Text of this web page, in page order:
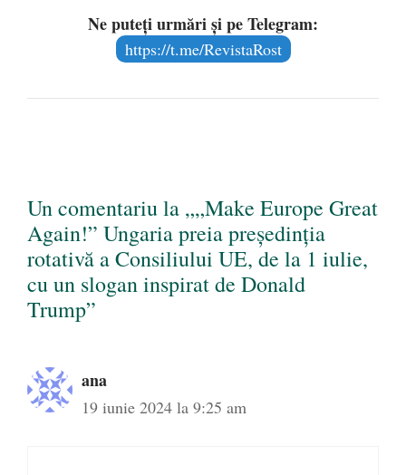
Ne puteți urmări și pe Telegram:
https://t.me/RevistaRost
Un comentariu la „„Make Europe Great
Again!” Ungaria preia președinția
rotativă a Consiliului UE, de la 1 iulie,
cu un slogan inspirat de Donald
Trump”
ana
19 iunie 2024 la 9:25 am